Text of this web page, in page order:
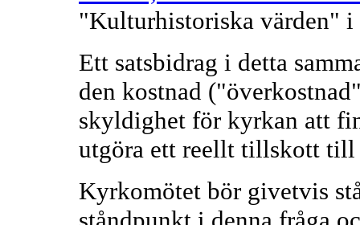
"Kulturhistoriska värden"
Ett satsbidrag i detta
den kostnad
skyldighet för kyrkan att
utgöra ett reellt tillskott till
Kyrkomötet bör givetvis